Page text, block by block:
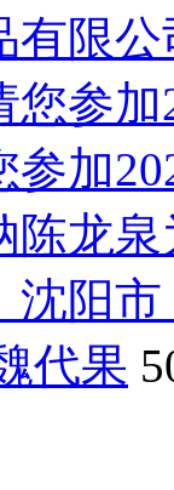
有限公
您参
参加
陈龙
沈阳
代果